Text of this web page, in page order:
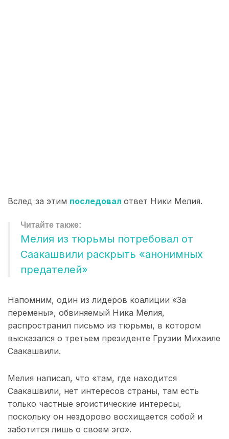
Вслед за этим последовал ответ Ники Мелия.
Мелия из тюрьмы потребовал от
Саакашвили раскрыть «анонимных
предателей»
Напомним, один из лидеров коалиции «За
перемены», обвиняемый Ника Мелия,
распространил письмо из тюрьмы, в котором
высказался о третьем президенте Грузии Михаиле
Саакашвили.
Мелия написал, что «там, где находится
Саакашвили, нет интересов страны, там есть
только частные эгоистические интересы,
поскольку он нездорово восхищается собой и
заботится лишь о своем эго».